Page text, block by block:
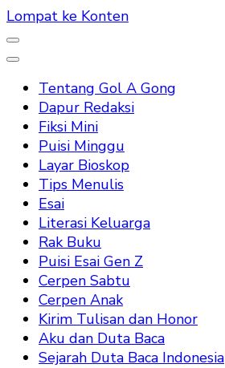
Lompat ke Konten
Tentang Gol A Gong
Dapur Redaksi
Fiksi Mini
Puisi Minggu
Layar Bioskop
Tips Menulis
Esai
Literasi Keluarga
Rak Buku
Puisi Esai Gen Z
Cerpen Sabtu
Cerpen Anak
Kirim Tulisan dan Honor
Aku dan Duta Baca
Sejarah Duta Baca Indonesia